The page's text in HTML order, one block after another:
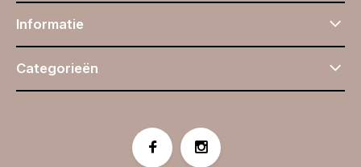
Informatie
Categorieën